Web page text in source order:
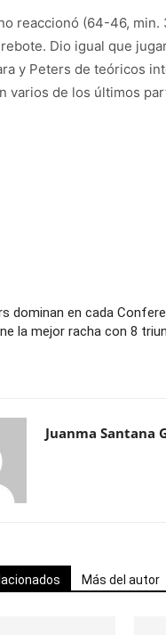
reaccionó (64-46,
Dio igual que
y Peters de teóricos
varios de los últimos
dominan en cada
la mejor racha con 8
Juanma Santana
Más del autor